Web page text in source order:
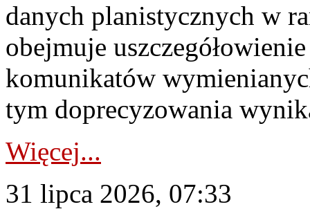
danych planistycznych w
obejmuje
komunikatów
tym doprecyzowania
Więcej...
31 lipca 2026, 07:33